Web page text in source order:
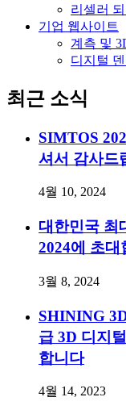
리셀러 되
기업 웹사이트
계측 및
디지털
최근 소식
SIMTOS
셔서 감사드
4월 10, 2024
대한민국 최
2024에 초대
3월 8, 2024
SHINING
급 3D 디지
합니다
4월 14, 2023